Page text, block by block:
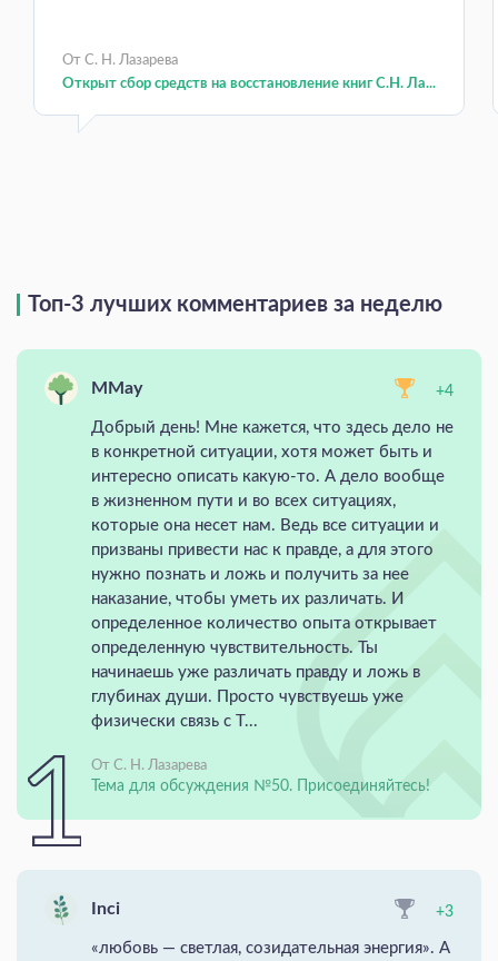
От С. Н. Лазарева
Открыт сбор средств на восстановление книг С.Н. Ла...
Топ-3 лучших комментариев за неделю
MMay +4
Добрый день! Мне кажется, что здесь дело не
в конкретной ситуации, хотя может быть и
интересно описать какую-то. А дело вообще
в жизненном пути и во всех ситуациях,
которые она несет нам. Ведь все ситуации и
призваны привести нас к правде, а для этого
нужно познать и ложь и получить за нее
наказание, чтобы уметь их различать. И
определенное количество опыта открывает
определенную чувствительность. Ты
начинаешь уже различать правду и ложь в
глубинах души. Просто чувствуешь уже
физически связь с Т...
От С. Н. Лазарева
Тема для обсуждения №50. Присоединяйтесь!
Inci +3
«любовь — светлая, созидательная энергия». А